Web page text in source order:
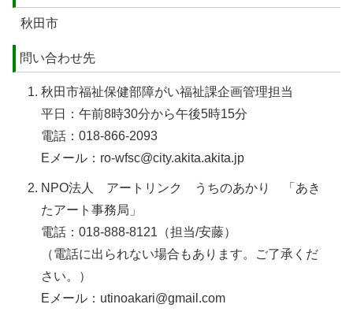
秋田市
問い合わせ先
秋田市福祉保健部障がい福祉課企画管理担当
平日：午前8時30分から午後5時15分
電話：018-866-2093
Eメール：ro-wfsc@city.akita.akita.jp
NPO法人 アートリンク うちのあかり 「あき
たアート事務局」
電話：018-888-8121（担当/安藤）
（電話に出られない場合もあります。ご了承くだ
さい。）
Eメール：utinoakari@gmail.com